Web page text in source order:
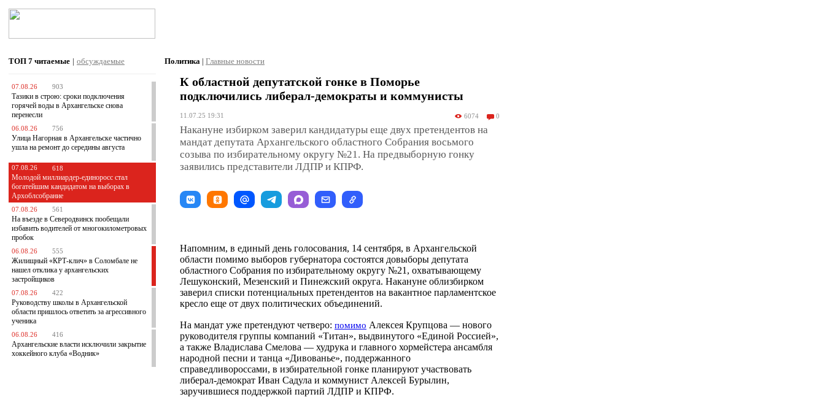
ТОП 7 читаемые | обсуждаемые
07.08.26 903
Тазики в строю: сроки подключения
горячей воды в Архангельске снова
перенесли
06.08.26 756
Улица Нагорная в Архангельске частично
ушла на ремонт до середины августа
07.08.26 618
Молодой миллиардер-единоросс стал
богатейшим кандидатом на выборах в
Архоблсобрание
07.08.26 561
На въезде в Северодвинск пообещали
избавить водителей от многокилометровых
пробок
06.08.26 555
Жилищный «КРТ-клич» в Соломбале не
нашел отклика у архангельских
застройщиков
07.08.26 422
Руководству школы в Архангельской
области пришлось ответить за агрессивного
ученика
06.08.26 416
Архангельские власти исключили закрытие
хоккейного клуба «Водник»
Политика | Главные новости
К областной депутатской гонке в Поморье
подключились либерал-демократы и коммунисты
11.07.25 19:31 6074 0
Накануне избирком заверил кандидатуры еще двух претендентов на
мандат депутата Архангельского областного Собрания восьмого
созыва по избирательному округу №21. На предвыборную гонку
заявились представители ЛДПР и КПРФ.
Напомним, в единый день голосования, 14 сентября, в Архангельской
области помимо выборов губернатора состоятся довыборы депутата
областного Собрания по избирательному округу №21, охватывающему
Лешуконский, Мезенский и Пинежский округа. Накануне облизбирком
заверил списки потенциальных претендентов на вакантное парламентское
кресло еще от двух политических объединений.
На мандат уже претендуют четверо: помимо Алексея Крупцова — нового
руководителя группы компаний «Титан», выдвинутого «Единой Россией»,
а также Владислава Смелова — худрука и главного хормейстера ансамбля
народной песни и танца «Дивованье», поддержанного
справедливороссами, в избирательной гонке планируют участвовать
либерал-демократ Иван Садула и коммунист Алексей Бурылин,
заручившиеся поддержкой партий ЛДПР и КПРФ.